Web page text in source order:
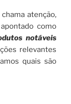
atenção,
como
notáveis
relevantes
quais são